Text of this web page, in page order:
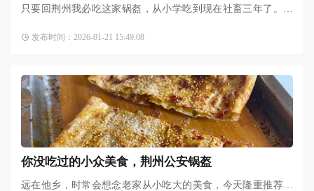
只要回荆州我必吃这家锅盔，从小学吃到现在社畜三年了。中
知道开了多少年了，敬业
发布时间：2026-01-21 15:49:08
你没吃过的小众美食，荆州公安锅盔
远在他乡，时常会想念老家从小吃大的美食，今天隆重推荐酥